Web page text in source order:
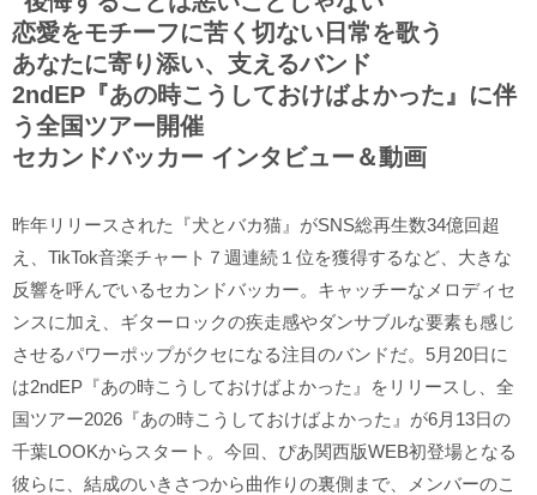
恋愛をモチーフに苦く切ない日常を歌う
あなたに寄り添い、支えるバンド
2ndEP『あの時こうしておけばよかった』に伴
う全国ツアー開催
セカンドバッカー インタビュー＆動画
昨年リリースされた『犬とバカ猫』がSNS総再生数34億回超
え、TikTok音楽チャート７週連続１位を獲得するなど、大きな
反響を呼んでいるセカンドバッカー。キャッチーなメロディセ
ンスに加え、ギターロックの疾走感やダンサブルな要素も感じ
させるパワーポップがクセになる注目のバンドだ。5月20日に
は2ndEP『あの時こうしておけばよかった』をリリースし、全
国ツアー2026『あの時こうしておけばよかった』が6月13日の
千葉LOOKからスタート。今回、ぴあ関西版WEB初登場となる
彼らに、結成のいきさつから曲作りの裏側まで、メンバーのこ